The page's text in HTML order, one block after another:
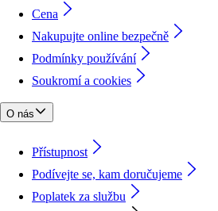
Cena
Nakupujte online bezpečně
Podmínky používání
Soukromí a cookies
O nás
Přístupnost
Podívejte se, kam doručujeme
Poplatek za službu